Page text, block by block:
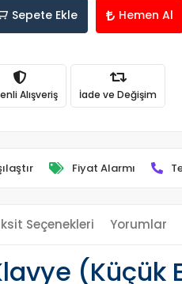
Sepete Ekle Hemen Al
Alışveriş İade ve Değişim
Fiyat Alarmı
Seçenekleri Yorumlar